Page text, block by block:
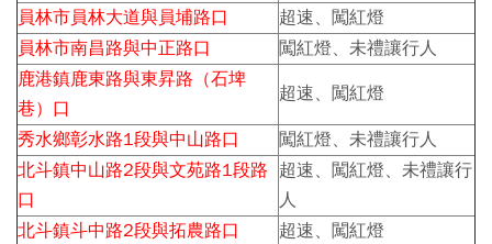
員林市員林大道與員埔路口
超速、闖紅燈
員林市南昌路與中正路口
闖紅燈、未禮讓行人
鹿港鎮鹿東路與東昇路（石埤
巷）口
超速、闖紅燈
秀水鄉彰水路1段與中山路口
闖紅燈、未禮讓行人
北斗鎮中山路2段與文苑路1段路
口
超速、闖紅燈、未禮讓行
人
北斗鎮斗中路2段與拓農路口
超速、闖紅燈